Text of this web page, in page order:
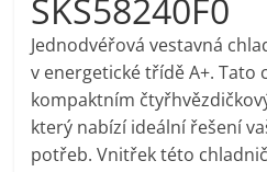
pračky,
televize,
SKS58240F0
Jednodvéřová vestavná
v energetické třídě A+. Tato
kompaktním
který nabízí ideální řešení
potřeb. Vnitřek této